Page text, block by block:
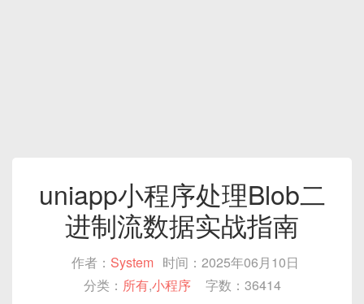
uniapp小程序处理Blob二
进制流数据实战指南‌
作者： System 时间：2025年06月10日
分类： 所有,小程序 字数：36414